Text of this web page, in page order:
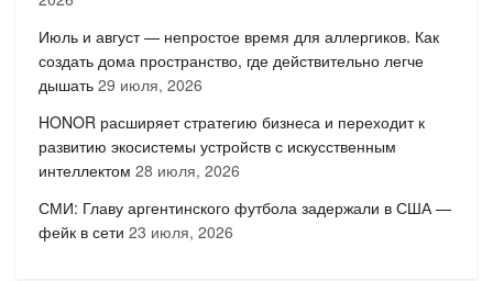
Июль и август — непростое время для аллергиков. Как
создать дома пространство, где действительно легче
дышать 29 июля, 2026
HONOR расширяет стратегию бизнеса и переходит к
развитию экосистемы устройств с искусственным
интеллектом 28 июля, 2026
СМИ: Главу аргентинского футбола задержали в США —
фейк в сети 23 июля, 2026